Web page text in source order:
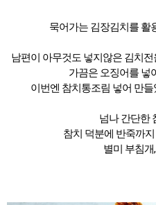
묵어가는 김장김치를 활
남편이 아무것도 넣지않은 김치
가끔은 오징어를 넣
이번엔 참치통조림 넣어 만
넘나 간단한
참치 덕분에 반죽까
별미 부침